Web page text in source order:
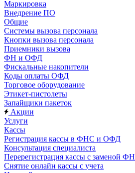
Маркировка
Внедрение ПО
Общие
Системы вызова персонала
Кнопки вызова персонала
Приемники вызова
ФН и ОФД
Фискальные накопители
Коды оплаты ОФД
Торговое оборудование
Этикет-пистолеты
Запайщики пакеток
Акции
Услуги
Кассы
Регистрация кассы в ФНС и ОФД
Консультация специалиста
Перерегистрация кассы с заменой ФН
Снятие онлайн кассы с учета